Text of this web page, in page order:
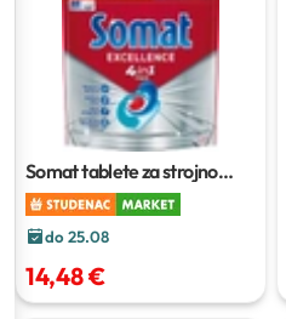
Somat tablete za strojno
pranje posuđa Excellence
4in160 kapsula
do 25.08
14,48 €